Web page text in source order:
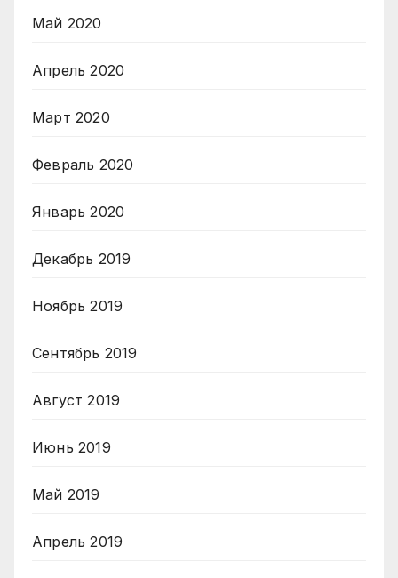
Май 2020
Апрель 2020
Март 2020
Февраль 2020
Январь 2020
Декабрь 2019
Ноябрь 2019
Сентябрь 2019
Август 2019
Июнь 2019
Май 2019
Апрель 2019